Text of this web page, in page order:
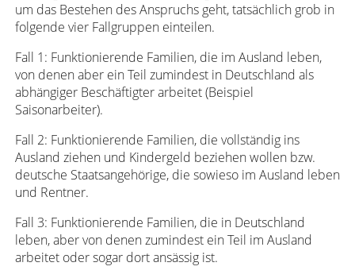
um das Bestehen des Anspruchs geht, tatsächlich grob in
folgende vier Fallgruppen einteilen.
Fall 1: Funktionierende Familien, die im Ausland leben,
von denen aber ein Teil zumindest in Deutschland als
abhängiger Beschäftigter arbeitet (Beispiel
Saisonarbeiter).
Fall 2: Funktionierende Familien, die vollständig ins
Ausland ziehen und Kindergeld beziehen wollen bzw.
deutsche Staatsangehörige, die sowieso im Ausland leben
und Rentner.
Fall 3: Funktionierende Familien, die in Deutschland
leben, aber von denen zumindest ein Teil im Ausland
arbeitet oder sogar dort ansässig ist.